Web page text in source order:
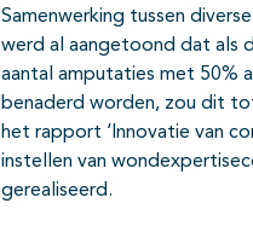
Samenwerking tussen
werd al aangetoond dat als
aantal amputaties met 50%
benaderd worden, zou dit
het rapport ‘Innovatie van
instellen van
gerealiseerd.